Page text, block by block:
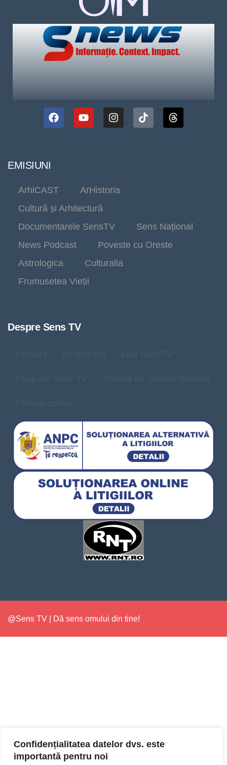
Confidențialitatea datelor dvs. este
importantă pentru noi
EMISIUNI
ArhiCAST
ArHistoria
Cultură și Arhitectură
Documentarele SensTV
Sens Național
News Podcast
Poveste cu Oreste
Astrologica
Culturalia
Frumusetea Vieții
Despre Sens TV
@Sens TV | Dă sens omului din tine!